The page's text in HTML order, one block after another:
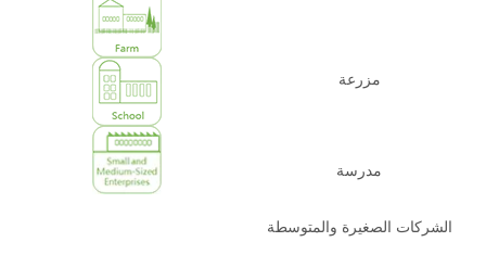
مزرعة
مدرسة
الشركات الصغيرة والمتوسطة